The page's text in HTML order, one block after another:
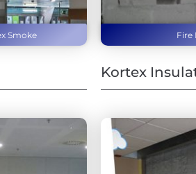
Smoke Fire
Kortex